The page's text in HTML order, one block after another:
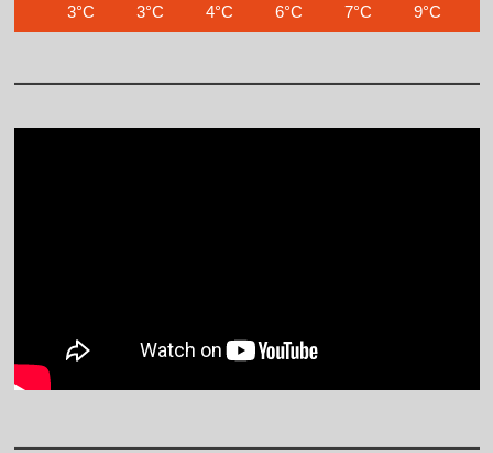
3°C 3°C 4°C 6°C 7°C 9°C